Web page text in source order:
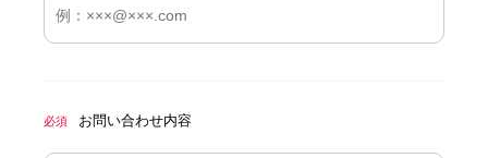
必須 お問い合わせ内容